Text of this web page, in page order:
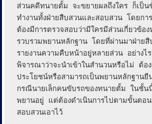
ส่วนคดีทนายตั้ม จะขยายผลถึงใคร ก็เป็น
ทำงานทั้งฝ่ายสืบสวนและสอบสวน โดยกา
ต้องมีการตรวจสอบว่ามีใครมีส่วนเกี่ยวข้อ
รวบรวมพยานหลักฐาน โดยที่ผ่านมาฝ่ายสื
รายงานความคืบหน้าอยู่หลายส่วน อย่างไ
พิจารณาว่าจะนำเข้าในสำนวนหรือไม่ ต้อ
ประโยชน์หรือสามารถเป็นพยานหลักฐานยื
กรณีนายเล็กคนขับรถของทนายตั้ม ในชั้น
พยานอยู่ แต่ต้องดำเนินการไปตามขั้นตอน
สอบสวนเอาไว้